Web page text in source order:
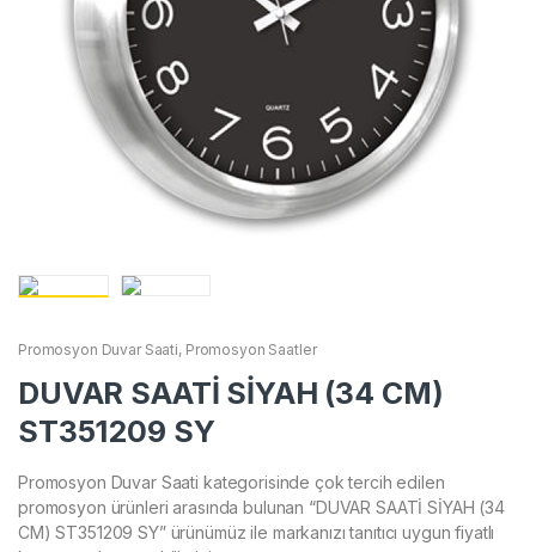
Promosyon Duvar Saati, Promosyon Saatler
DUVAR SAATİ SİYAH (34 CM)
ST351209 SY
Promosyon Duvar Saati kategorisinde çok tercih edilen
promosyon ürünleri arasında bulunan “DUVAR SAATİ SİYAH (34
CM) ST351209 SY” ürünümüz ile markanızı tanıtıcı uygun fiyatlı